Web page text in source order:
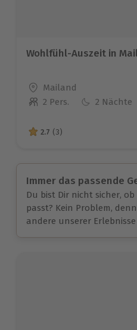
Wohlfühl-Auszeit in
Standort
Mailand
Anzahl der Teilnehmer
2 Pers. 2 Nächte
2.7 von 5 Sternen
2.7 (3)
Immer das passende
Du bist Dir nicht sicher,
passt? Kein Problem,
andere unserer